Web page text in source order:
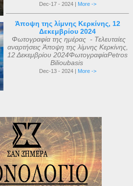
Dec-17 - 2024 | More ->
Άποψη της λίμνης Κερκίνης, 12
Δεκεμβρίου 2024
Φωτογραφία της ημέρας - Τελευταίες
αναρτήσεις Άποψη της λίμνης Κερκίνης,
12 Δεκεμβρίου 2024ΦωτογραφίαPetros
Bilioubasis
Dec-13 - 2024 | More ->